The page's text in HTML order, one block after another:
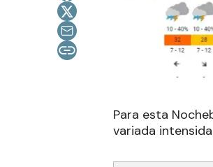
Para esta
variada